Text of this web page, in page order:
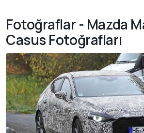
Fotoğraflar - Mazda
Casus Fotoğrafları